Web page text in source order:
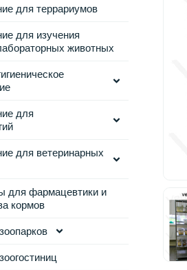
для террариумов
для изучения
животных
для
для ветеринарных
для фармацевтики и
кормов